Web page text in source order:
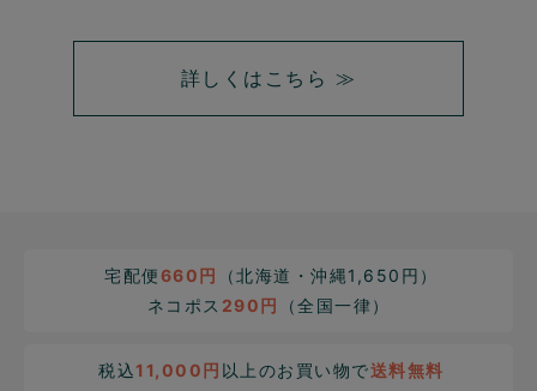
詳しくはこちら ≫
宅配便660円
（北海道・沖縄1,650円）
ネコポス 290円 （全国一律）
税込11,000円 以上のお買い物で送料無料